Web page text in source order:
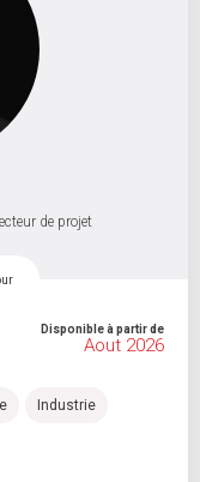
de projet
Disponible à partir de
Aout 2026
Industrie